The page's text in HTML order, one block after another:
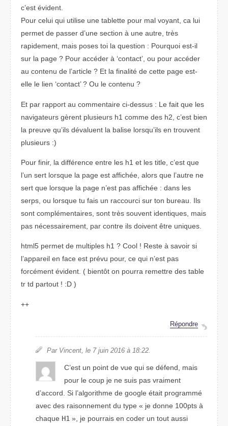
c’est évident.
Pour celui qui utilise une tablette pour mal voyant, ca lui
permet de passer d’une section à une autre, très
rapidement, mais poses toi la question : Pourquoi est-il
sur la page ? Pour accéder à ‘contact’, ou pour accéder
au contenu de l’article ? Et la finalité de cette page est-
elle le lien ‘contact’ ? Ou le contenu ?
Et par rapport au commentaire ci-dessus : Le fait que les
navigateurs gèrent plusieurs h1 comme des h2, c’est bien
la preuve qu’ils dévaluent la balise lorsqu’ils en trouvent
plusieurs :)
Pour finir, la différence entre les h1 et les title, c’est que
l’un sert lorsque la page est affichée, alors que l’autre ne
sert que lorsque la page n’est pas affichée : dans les
serps, ou lorsque tu fais un raccourci sur ton bureau. Ils
sont complémentaires, sont très souvent identiques, mais
pas nécessairement, par contre ils doivent être uniques.
html5 permet de multiples h1 ? Cool ! Reste à savoir si
l’appareil en face est prévu pour, ce qui n’est pas
forcément évident. ( bientôt on pourra remettre des table
tr td partout ! :D )
++
Répondre
Par Vincent, le 7 juin 2016 à 18:22.
C’est un point de vue qui se défend, mais
pour le coup je ne suis pas vraiment
d’accord. Si l’algorithme de google était programmé
avec des raisonnement du type « je donne 100pts à
chaque H1 », je pourrais en coder un tout aussi